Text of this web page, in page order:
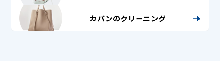
カバンのクリーニング